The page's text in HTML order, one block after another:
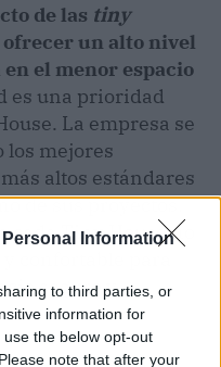
Information
to third parties, or
information for
the below opt-out
note that after your
de las tiny
ofrecer un alto nivel
el menor espacio
es una prioridad
La empresa se
los mejores
altos estándares
de sus proyectos.
cada Tiny Houseno
seguro y